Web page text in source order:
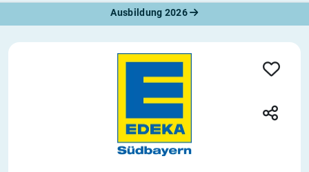
Ausbildung 2026